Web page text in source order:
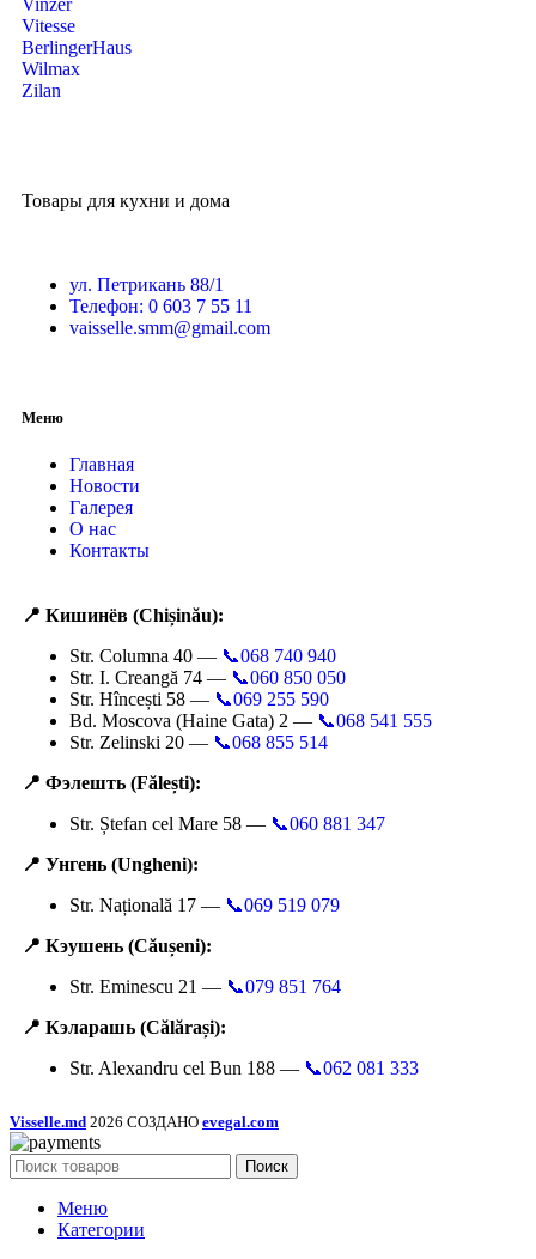
Vinzer
Vitesse
BerlingerHaus
Wilmax
Zilan
Товары для кухни и дома
ул. Петрикань 88/1
Телефон: 0 603 7 55 11
vaisselle.smm@gmail.com
Меню
Главная
Новости
Галерея
О нас
Контакты
📍 Кишинёв (Chișinău):
Str. Columna 40 — 📞068 740 940
Str. I. Creangă 74 — 📞060 850 050
Str. Hîncești 58 — 📞069 255 590
Bd. Moscova (Haine Gata) 2 — 📞068 541 555
Str. Zelinski 20 — 📞068 855 514
📍 Фэлешть (Fălești):
Str. Ștefan cel Mare 58 — 📞060 881 347
📍 Унгень (Ungheni):
Str. Națională 17 — 📞069 519 079
📍 Кэушень (Căușeni):
Str. Eminescu 21 — 📞079 851 764
📍 Кэларашь (Călărași):
Str. Alexandru cel Bun 188 — 📞062 081 333
Visselle.md 2026 СОЗДАНО evegal.com
Поиск
Меню
Категории